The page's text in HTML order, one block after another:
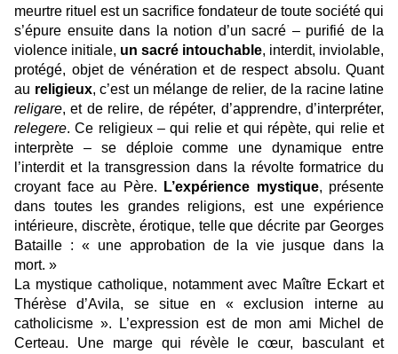
meurtre rituel est un sacrifice fondateur de toute société qui
s’épure ensuite dans la notion d’un sacré – purifié de la
violence initiale, un sacré intouchable, interdit, inviolable,
protégé, objet de vénération et de respect absolu. Quant
au religieux, c’est un mélange de relier, de la racine latine
religare, et de relire, de répéter, d’apprendre, d’interpréter,
relegere. Ce religieux – qui relie et qui répète, qui relie et
interprète – se déploie comme une dynamique entre
l’interdit et la transgression dans la révolte formatrice du
croyant face au Père.
L’expérience mystique, présente
dans toutes les grandes religions, est une expérience
intérieure, discrète, érotique, telle que décrite par Georges
Bataille : « une approbation de la vie jusque dans la
mort. »
La mystique catholique, notamment avec Maître Eckart et
Thérèse d’Avila, se situe en « exclusion interne au
catholicisme ». L’expression est de mon ami Michel de
Certeau. Une marge qui révèle le cœur, basculant et